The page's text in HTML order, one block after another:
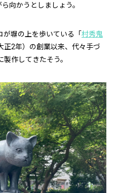
向かうとしましょう。
が塀の上を歩いている「 村秀鬼
正2年）の創業以来、代々手づ
作してきたそう。